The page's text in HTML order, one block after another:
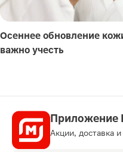
Осеннее обновление
важно учесть
Приложение
Акции, доставка